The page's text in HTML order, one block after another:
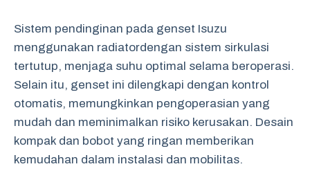
Sistem pendinginan pada genset Isuzu
menggunakan radiatordengan sistem sirkulasi
tertutup, menjaga suhu optimal selama beroperasi.
Selain itu, genset ini dilengkapi dengan kontrol
otomatis, memungkinkan pengoperasian yang
mudah dan meminimalkan risiko kerusakan. Desain
kompak dan bobot yang ringan memberikan
kemudahan dalam instalasi dan mobilitas.